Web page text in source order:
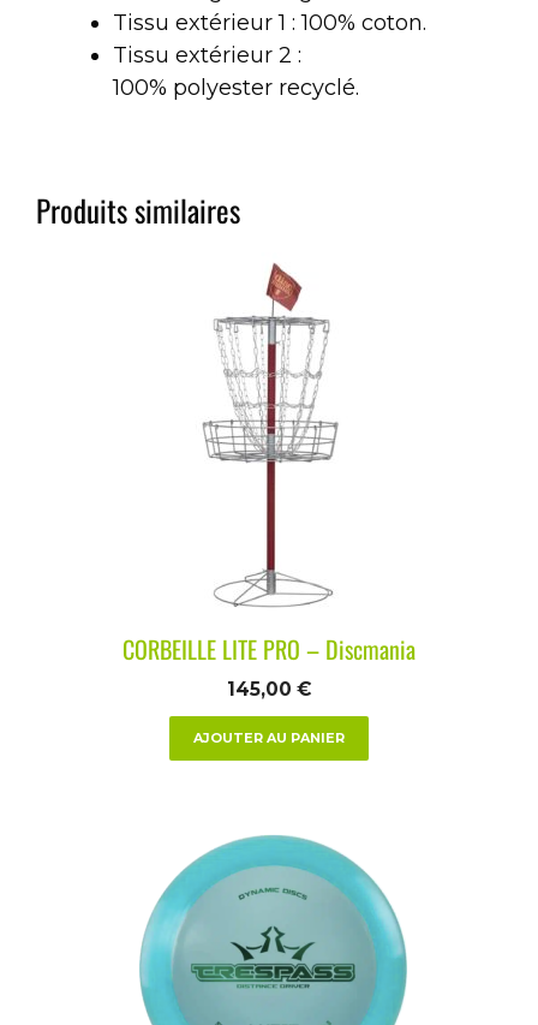
Tissu extérieur 1 : 100% coton.
Tissu extérieur 2 :
100% polyester recyclé.
Produits similaires
CORBEILLE LITE PRO – Discmania
145,00 €
AJOUTER AU PANIER